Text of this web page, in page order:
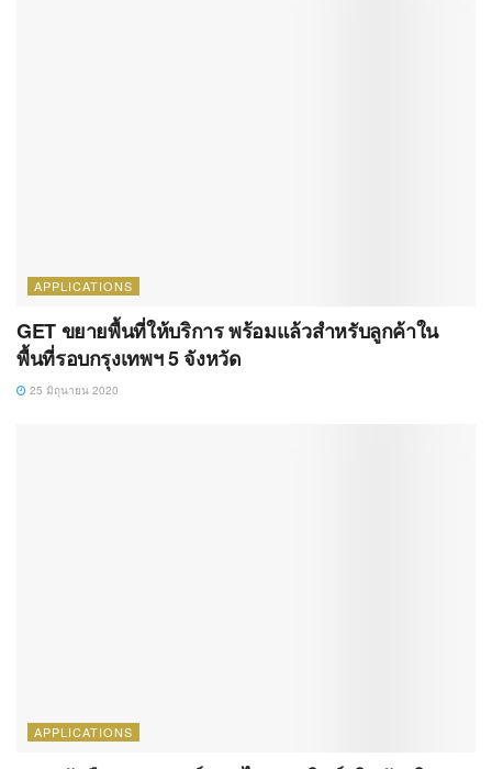
APPLICATIONS
GET ขยายพื้นที่ให้บริการ พร้อมแล้วสำหรับลูกค้าใน
พื้นที่รอบกรุงเทพฯ 5 จังหวัด
25 มิถุนายน 2020
APPLICATIONS